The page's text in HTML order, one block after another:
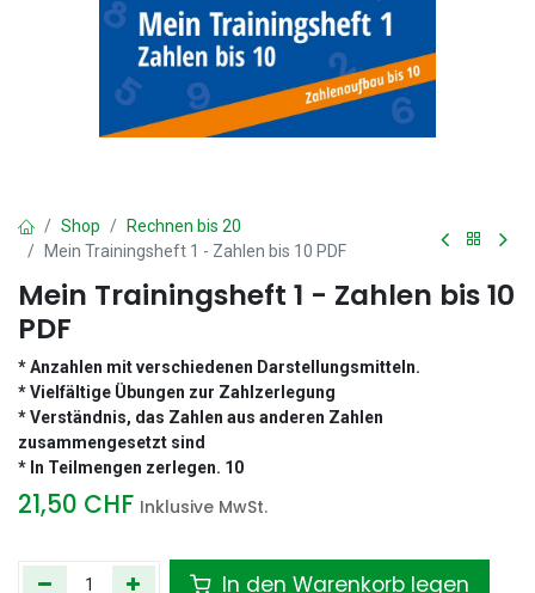
Shop
Rechnen bis 20
Mein Trainingsheft 1 - Zahlen bis 10 PDF
Mein Trainingsheft 1 - Zahlen bis 10
PDF
* Anzahlen mit verschiedenen Darstellungsmitteln.
* Vielfältige Übungen zur Zahlzerlegung
* Verständnis, das Zahlen aus anderen Zahlen
zusammengesetzt sind
* In Teilmengen zerlegen. 10
21,50 CHF Inklusive MwSt.
In den Warenkorb legen